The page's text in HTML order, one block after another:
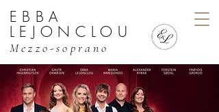
EBBA LEJONCLOU, MEZZO
EBBA
LEJONCLOU
Mezzo-soprano